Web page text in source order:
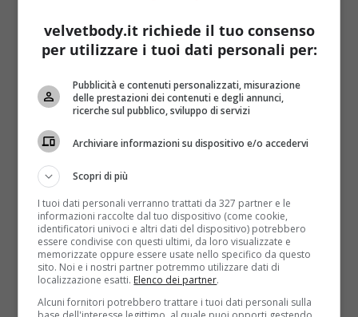
In overdose per aver bevuto troppa acqua.
59enne rischia la vita
Gli esperti sostengono che bere molta acqua
durante il giorno può portare a conseguenze gravi e
irrimediabili....
Read More
velvetbody.it richiede il tuo consenso
per utilizzare i tuoi dati personali per:
Pubblicità e contenuti personalizzati, misurazione
delle prestazioni dei contenuti e degli annunci,
ricerche sul pubblico, sviluppo di servizi
Archiviare informazioni su dispositivo e/o accedervi
Scopri di più
I tuoi dati personali verranno trattati da 327 partner e le
informazioni raccolte dal tuo dispositivo (come cookie,
identificatori univoci e altri dati del dispositivo) potrebbero
essere condivise con questi ultimi, da loro visualizzate e
memorizzate oppure essere usate nello specifico da questo
sito. Noi e i nostri partner potremmo utilizzare dati di
localizzazione esatti. Elenco dei partner.
Alcuni fornitori potrebbero trattare i tuoi dati personali sulla